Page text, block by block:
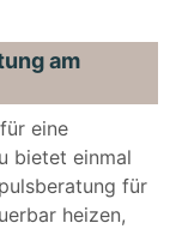
am
eine
bietet einmal
für
heizen,